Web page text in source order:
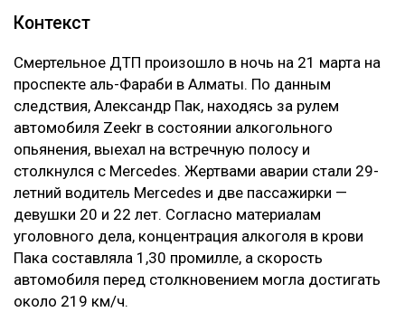
Контекст
Смертельное ДТП произошло в ночь на 21 марта на
проспекте аль-Фараби в Алматы. По данным
следствия, Александр Пак, находясь за рулем
автомобиля Zeekr в состоянии алкогольного
опьянения, выехал на встречную полосу и
столкнулся с Mercedes. Жертвами аварии стали 29-
летний водитель Mercedes и две пассажирки —
девушки 20 и 22 лет. Согласно материалам
уголовного дела, концентрация алкоголя в крови
Пака составляла 1,30 промилле, а скорость
автомобиля перед столкновением могла достигать
около 219 км/ч.